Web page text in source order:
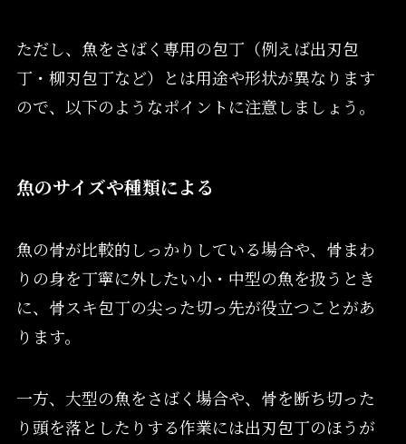
ただし、魚をさばく専用の包丁（例えば出刃包
丁・柳刃包丁など）とは用途や形状が異なります
ので、以下のようなポイントに注意しましょう。
魚のサイズや種類による
魚の骨が比較的しっかりしている場合や、骨まわ
りの身を丁寧に外したい小・中型の魚を扱うとき
に、骨スキ包丁の尖った切っ先が役立つことがあ
ります。
一方、大型の魚をさばく場合や、骨を断ち切った
り頭を落としたりする作業には出刃包丁のほうが